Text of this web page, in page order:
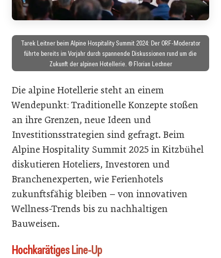
Tarek Leitner beim Alpine Hospitality Summit 2024: Der ORF-Moderator
führte bereits im Vorjahr durch spannende Diskussionen rund um die
Zukunft der alpinen Hotellerie. © Florian Lechner
Die alpine Hotellerie steht an einem
Wendepunkt: Traditionelle Konzepte stoßen
an ihre Grenzen, neue Ideen und
Investitionsstrategien sind gefragt. Beim
Alpine Hospitality Summit 2025 in Kitzbühel
diskutieren Hoteliers, Investoren und
Branchenexperten, wie Ferienhotels
zukunftsfähig bleiben – von innovativen
Wellness-Trends bis zu nachhaltigen
Bauweisen.
Hochkarätiges Line-Up